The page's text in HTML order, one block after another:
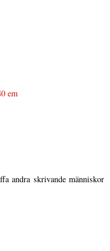
em
andra skrivande människor